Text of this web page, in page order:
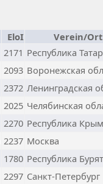
EloI
Verein/Ort
2171 Республика
2093 Воронежская
2372 Ленинградская
2025 Челябинская
2270 Республика Крым
2237 Москва
1780 Республика
2297 Санкт-Петербург